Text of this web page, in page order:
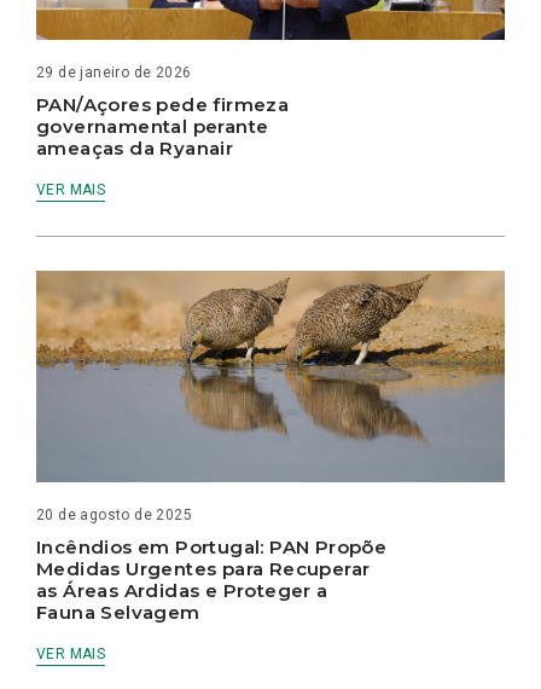
29 de janeiro de 2026
PAN/Açores pede firmeza
governamental perante
ameaças da Ryanair
VER MAIS
20 de agosto de 2025
Incêndios em Portugal: PAN Propõe
Medidas Urgentes para Recuperar
as Áreas Ardidas e Proteger a
Fauna Selvagem
VER MAIS